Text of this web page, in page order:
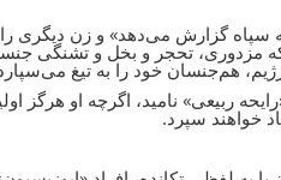
سپاه گزارش می‌دهد» و زن دیگری
مزدوری، تحجر و بخل و تشنگی
هم‌جنسان خود را به تیغ
ربیعی» نامید، اگرچه او هرگز
خواهند سپرد.